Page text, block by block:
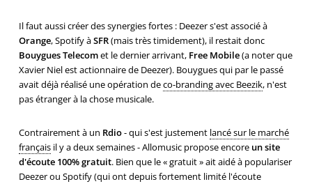
Il faut aussi créer des synergies fortes : Deezer s'est associé à
Orange, Spotify àSFR(mais très timidement), il restait donc
Bouygues Telecomet le dernier arrivant, Free Mobile(a noter que
Xavier Niel est actionnaire de Deezer). Bouygues qui par le passé
avait déjà réalisé une opération deco-branding avec Beezik, n'est
pas étranger à la chose musicale.
Contrairement à un Rdio- qui s'est justement lancé sur le marché
françaisil y a deux semaines - Allomusic propose encore un site
d'écoute 100% gratuit. Bien que le « gratuit » ait aidé à populariser
Deezer ou Spotify (qui ont depuis fortement limité l'écoute